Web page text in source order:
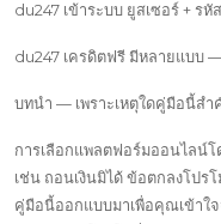
du247 เข้าระบบ ยูสเซอร์ + ร
du247 เครดิตฟรี มีหลายแบบ
บทนำ — เพราะเหตุใดคู่มือนี้สำ
การเลือกแพลตฟอร์มออนไลน์
เช่น ถอนเงินมิได้ ข้อตกลงโป
คู่มือนี้ออกแบบมาเพื่อคุณเข้าใ